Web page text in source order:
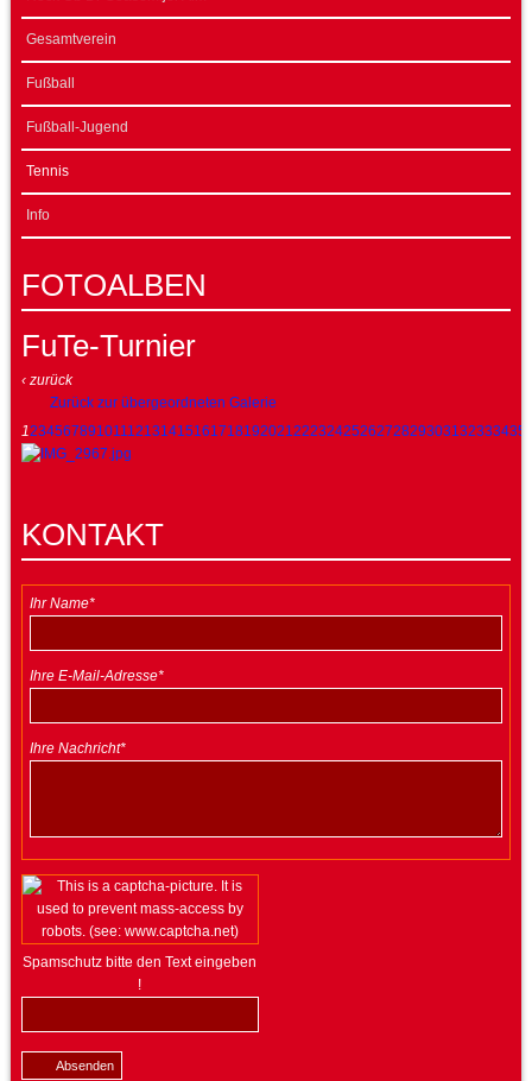
Gesamtverein
Fußball
Fußball-Jugend
Tennis
Info
FOTOALBEN
FuTe-Turnier
‹ zurück
Zurück zur übergeordneten Galerie
1234567891011121314151617181920212223242526272829303132333435
KONTAKT
Ihr Name*
Ihre E-Mail-Adresse*
Ihre Nachricht*
Spamschutz bitte den Text eingeben
!